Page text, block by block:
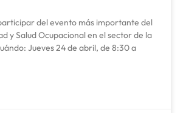
del evento más importante del
y Salud Ocupacional en el sector de la
Jueves 24 de abril, de 8:30 a